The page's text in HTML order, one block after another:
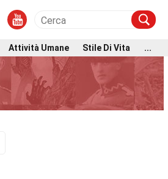
Attività Umane Stile Di Vita
...